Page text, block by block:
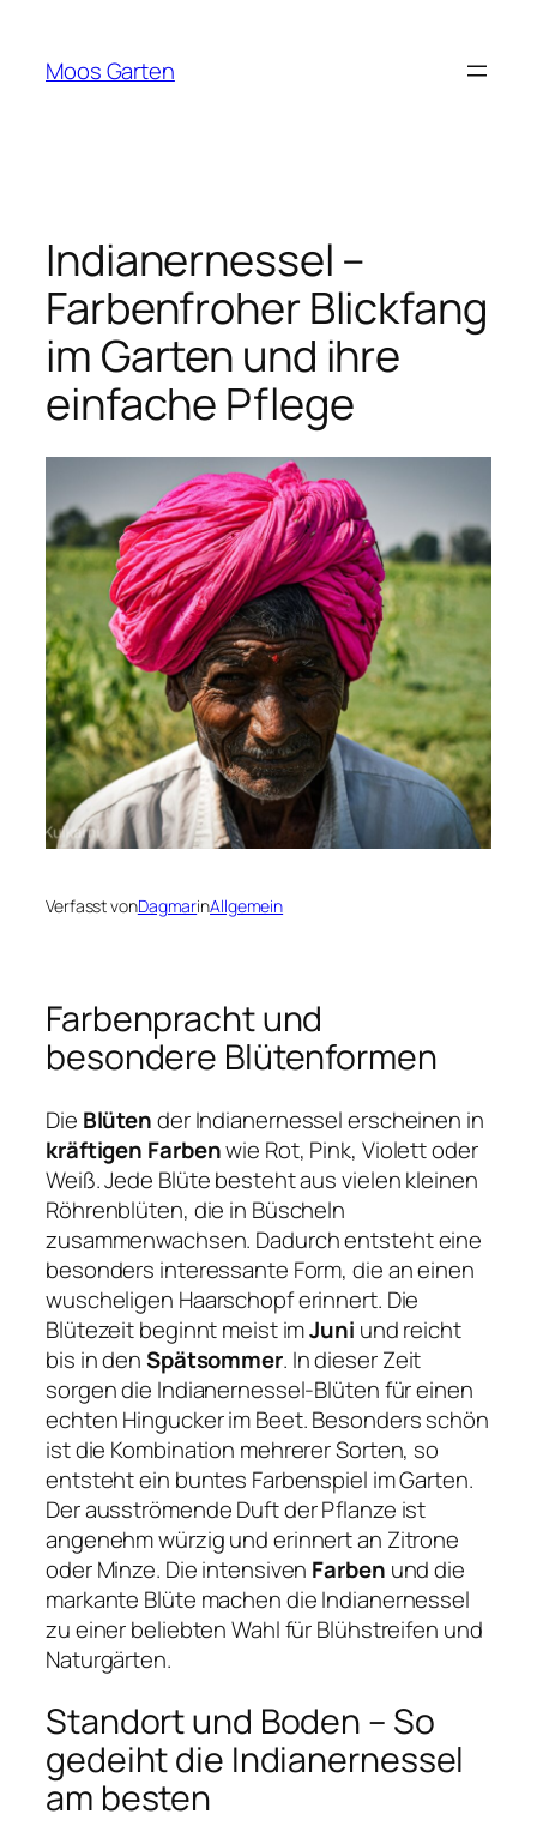
springen
Moos Garten
Indianernessel –
Farbenfroher Blickfang
im Garten und ihre
einfache Pflege
Verfasst vonDagmarinAllgemein
Farbenpracht und
besondere Blütenformen
Die Blütender Indianernessel erscheinen in
kräftigen Farbenwie Rot, Pink, Violett oder
Weiß. Jede Blüte besteht aus vielen kleinen
Röhrenblüten, die in Büscheln
zusammenwachsen. Dadurch entsteht eine
besonders interessante Form, die an einen
wuscheligen Haarschopf erinnert. Die
Blütezeit beginnt meist imJuni und reicht
bis in denSpätsommer. In dieser Zeit
sorgen die Indianernessel-Blüten für einen
echten Hingucker im Beet. Besonders schön
ist die Kombination mehrerer Sorten, so
entsteht ein buntes Farbenspiel im Garten.
Der ausströmende Duft der Pflanze ist
angenehm würzig und erinnert an Zitrone
oder Minze. Die intensiven Farben und die
markante Blüte machen die Indianernessel
zu einer beliebten Wahl für Blühstreifen und
Naturgärten.
Standort und Boden – So
gedeiht die Indianernessel
am besten